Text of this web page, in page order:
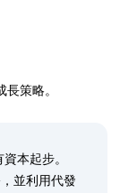
策略。
本起步。
並利用代發